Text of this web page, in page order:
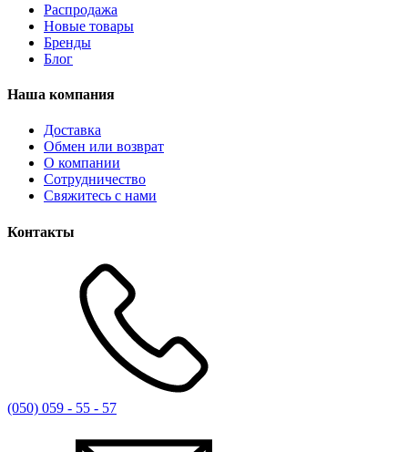
Распродажа
Новые товары
Бренды
Блог
Наша компания
Доставка
Обмен или возврат
О компании
Сотрудничество
Свяжитесь с нами
Контакты
(050) 059 - 55 - 57